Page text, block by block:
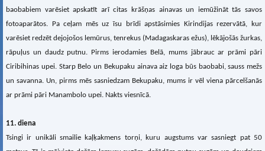
baobabiem varēsiet apskatīt arī citas krāšņas ainavas un iemūžināt tās savos
fotoaparātos. Pa ceļam mēs uz īsu brīdi apstāsimies Kirindijas rezervātā, kur
varēsiet redzēt dejojošos lemūrus, tenrekus (Madagaskaras ežus), lēkājošās žurkas,
rāpuļus un daudz putnu. Pirms ierodamies Belā, mums jābrauc ar prāmi pāri
Ciribihinas upei. Starp Belo un Bekupaku ainava aiz loga būs baobabi, sauss mežs
un savanna. Un, pirms mēs sasniedzam Bekupaku, mums ir vēl viena pārcelšanās
ar prāmi pāri Manambolo upei. Nakts viesnīcā.
11. diena
Tsingi ir unikāli smailie kaļķakmens torņi, kuru augstums var sasniegt pat 50